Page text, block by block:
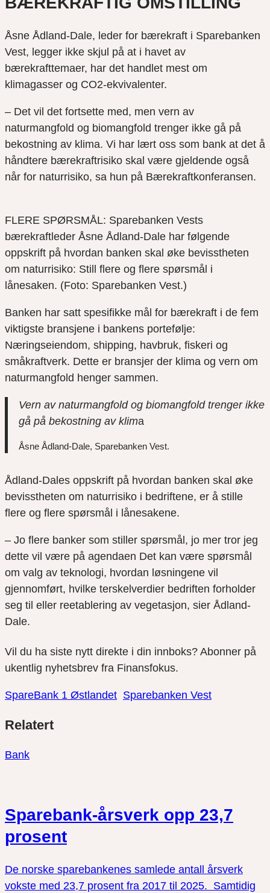
Åsne Ådland-Dale, leder for bærekraft i Sparebanken
Vest, legger ikke skjul på at i havet av
bærekrafttemaer, har det handlet mest om
klimagasser og CO2-ekvivalenter.
– Det vil det fortsette med, men vern av
naturmangfold og biomangfold trenger ikke gå på
bekostning av klima. Vi har lært oss som bank at det å
håndtere bærekraftrisiko skal være gjeldende også
når for naturrisiko, sa hun på Bærekraftkonferansen.
FLERE SPØRSMÅL: Sparebanken Vests
bærekraftleder Åsne Ådland-Dale har følgende
oppskrift på hvordan banken skal øke bevisstheten
om naturrisiko: Still flere og flere spørsmål i
lånesaken. (Foto: Sparebanken Vest.)
Banken har satt spesifikke mål for bærekraft i de fem
viktigste bransjene i bankens portefølje:
Næringseiendom, shipping, havbruk, fiskeri og
småkraftverk. Dette er bransjer der klima og vern om
naturmangfold henger sammen.
Vern av naturmangfold og biomangfold trenger ikke
gå på bekostning av klima
Åsne Ådland-Dale, Sparebanken Vest.
Ådland-Dales oppskrift på hvordan banken skal øke
bevisstheten om naturrisiko i bedriftene, er å stille
flere og flere spørsmål i lånesakene.
– Jo flere banker som stiller spørsmål, jo mer tror jeg
dette vil være på agendaen Det kan være spørsmål
om valg av teknologi, hvordan løsningene vil
gjennomført, hvilke terskelverdier bedriften forholder
seg til eller reetablering av vegetasjon, sier Ådland-
Dale.
Vil du ha siste nytt direkte i din innboks? Abonner på
ukentlig nyhetsbrev fra Finansfokus.
SpareBank 1 Østlandet Sparebanken Vest
link
på
på
Relatert
Bank
Sparebank-årsverk opp 23,7
prosent
De norske sparebankenes samlede antall årsverk
vokste med 23,7 prosent fra 2017 til 2025. Samtidig